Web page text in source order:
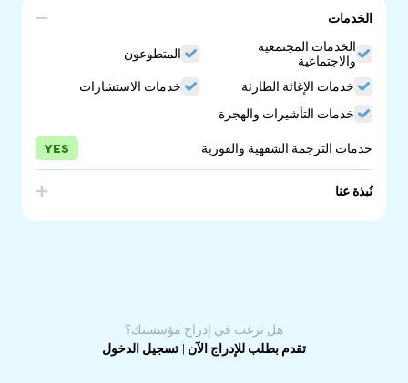
الخدمات
الخدمات المجتمعية
والاجتماعية
المتطوعون
خدمات الإغاثة الطارئة
خدمات الاستشارات
خدمات التأشيرات والهجرة
خدمات الترجمة الشفهية والفورية YES
نُبذة عنا
هل ترغب في إدراج مؤسستك؟
تقدم بطلب للإدراج الآن | تسجيل الدخول